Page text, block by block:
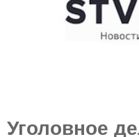
Уголовное